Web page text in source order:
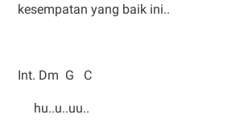
kesempatan yang baik ini..
Int. Dm G C
hu..u..uu..